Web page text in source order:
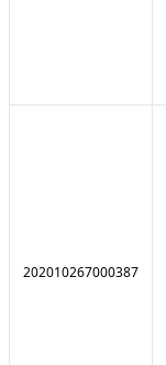
202010267000387